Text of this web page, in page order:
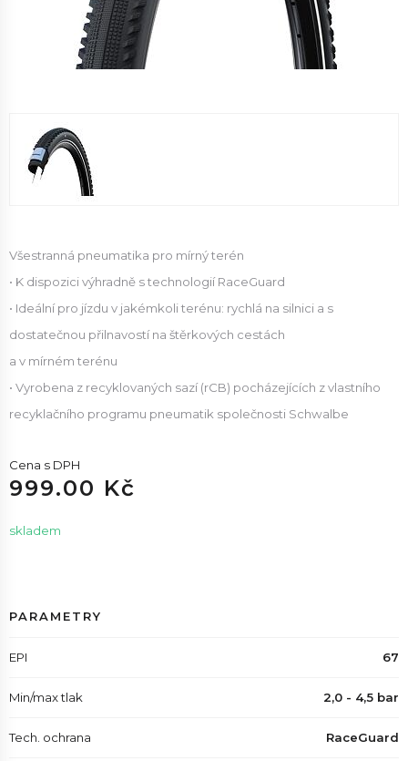
Všestranná pneumatika pro mírný terén
• K dispozici výhradně s technologií RaceGuard
• Ideální pro jízdu v jakémkoli terénu: rychlá na silnici a s
dostatečnou přilnavostí na štěrkových cestách
a v mírném terénu
• Vyrobena z recyklovaných sazí (rCB) pocházejících z vlastního
recyklačního programu pneumatik společnosti Schwalbe
Cena s DPH
999.00 Kč
skladem
PARAMETRY
EPI 67
Min/max tlak 2,0 - 4,5 bar
Tech. ochrana RaceGuard